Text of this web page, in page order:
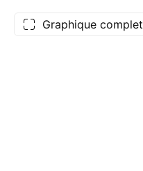
Graphique complet